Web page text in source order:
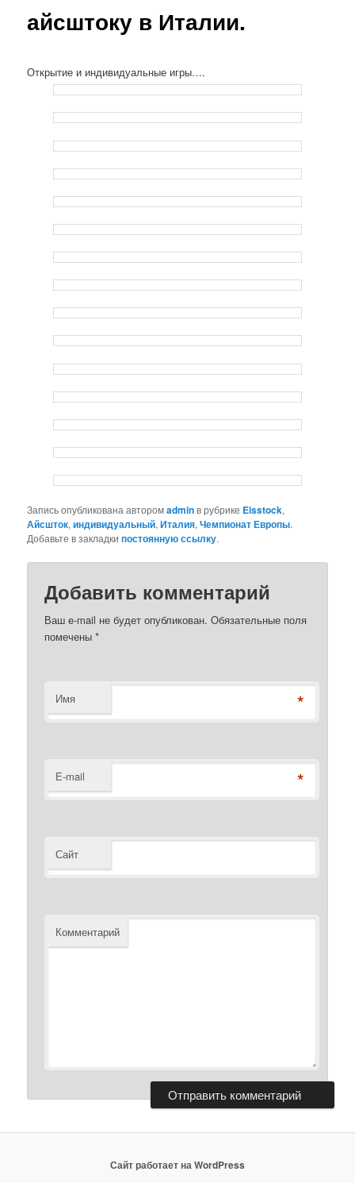
айсштоку в Италии.
Открытие и индивидуальные игры….
Запись опубликована авторомadminв рубрике Eisstock,
Айсшток,индивидуальный,Италия,Чемпионат Европы.
Добавьте в закладкипостоянную ссылку.
Добавить комментарий
Ваш e-mail не будет опубликован. Обязательные поля
помечены*
Имя *
E-mail *
Сайт
Комментарий
Сайт работает на WordPress